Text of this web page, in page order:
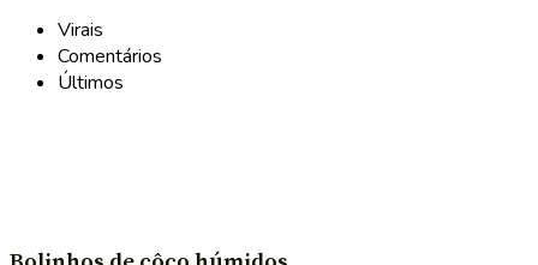
Virais
Comentários
Últimos